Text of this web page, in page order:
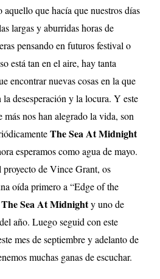
que hacía que nuestros días
largas y aburridas horas de
pensando en futuros festival o
está tan en el aire, hay tanta
encontrar nuevas cosas en la que
la desesperación y la locura. Y este
más nos han alegrado la vida, son
The Sea At Midnight
esperamos como agua de mayo.
de Vince Grant, os
oída primero a “Edge of the
The Sea At Midnighty uno de
año. Luego seguid con este
mes de septiembre y adelanto de
muchas ganas de escuchar.